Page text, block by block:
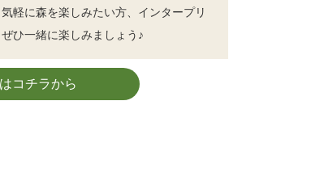
軽に森を楽しみたい方、インタープリ
ひ一緒に楽しみましょう♪
コチラから